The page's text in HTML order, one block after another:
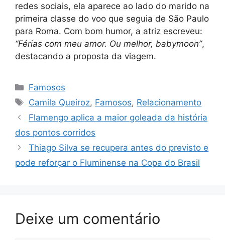
redes sociais, ela aparece ao lado do marido na
primeira classe do voo que seguia de São Paulo
para Roma. Com bom humor, a atriz escreveu:
“Férias com meu amor. Ou melhor, babymoon”,
destacando a proposta da viagem.
Categorias
Famosos
Tags
Camila Queiroz, Famosos, Relacionamento
Flamengo aplica a maior goleada da história
dos pontos corridos
Thiago Silva se recupera antes do previsto e
pode reforçar o Fluminense na Copa do Brasil
Deixe um comentário